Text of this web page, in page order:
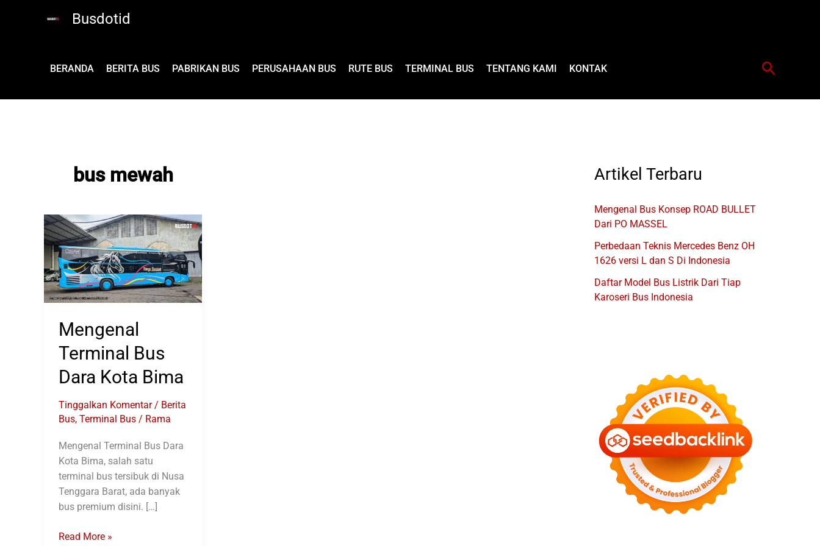
Busdotid
BERANDA BERITA BUS PABRIKAN BUS PERUSAHAAN BUS RUTE BUS TERMINAL BUS TENTANG KAMI KONTAK Cari
bus mewah
Mengenal
Terminal Bus
Dara Kota Bima
Tinggalkan Komentar / Berita
Bus, Terminal Bus / Rama
Mengenal Terminal Bus Dara
Kota Bima, salah satu
terminal bus tersibuk di Nusa
Tenggara Barat, ada banyak
bus premium disini. […]
Mengenal
Read More »
Artikel Terbaru
Mengenal Bus Konsep ROAD BULLET
Dari PO MASSEL
Perbedaan Teknis Mercedes Benz OH
1626 versi L dan S Di Indonesia
Daftar Model Bus Listrik Dari Tiap
Karoseri Bus Indonesia